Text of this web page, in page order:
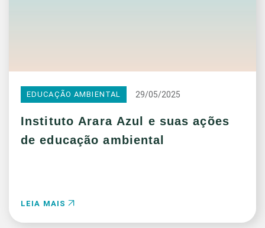
EDUCAÇÃO AMBIENTAL 29/05/2025
Instituto Arara Azul e suas ações
de educação ambiental
LEIA MAIS